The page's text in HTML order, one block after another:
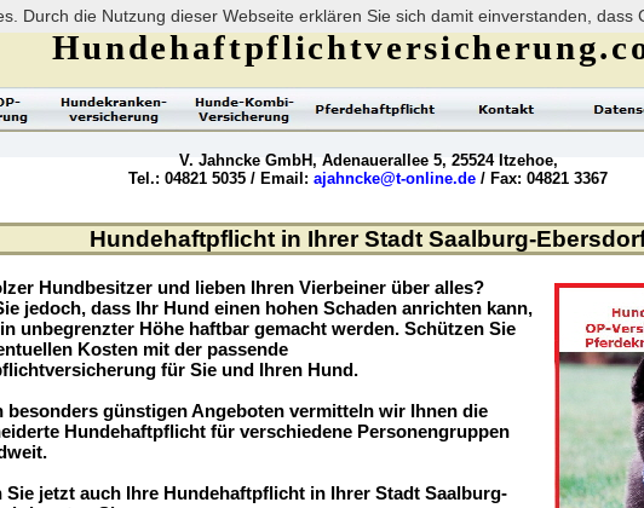
Durch die Nutzung dieser Webseite erklären Sie sich damit einverstanden, dass
Hundehaftpflicht in Ihrer Stadt Saalburg-
Hundbesitzer und lieben Ihren Vierbeiner über alles?
jedoch, dass Ihr Hund einen hohen Schaden anrichten kann,
unbegrenzter Höhe haftbar gemacht werden. Schützen Sie
Kosten mit der passende
für Sie und Ihren Hund.
besonders günstigen Angeboten vermitteln wir Ihnen die
Hundehaftpflicht für verschiedene Personengruppen
Sie jetzt auch Ihre Hundehaftpflicht in Ihrer Stadt Saalburg-
V. Jahncke GmbH, Adenauerallee 5, 25524 Itzehoe,
Tel.: 04821 5035 / Email: ajahncke@t-online.de / Fax: 04821 3367